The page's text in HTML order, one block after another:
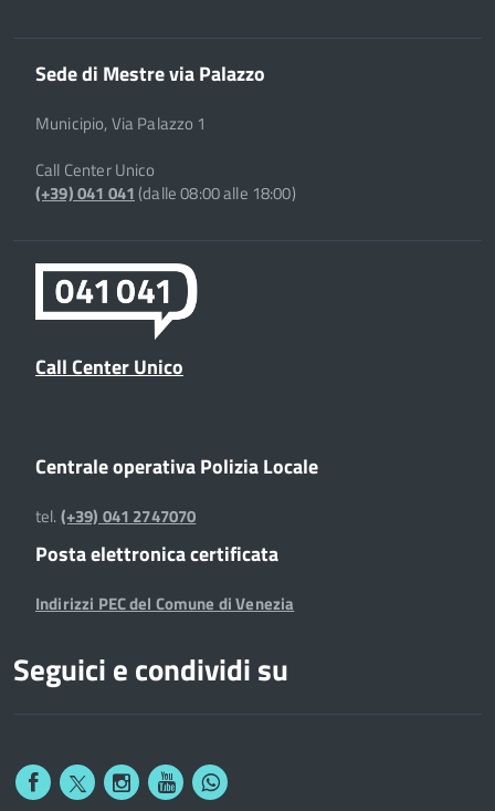
Sede di Mestre via Palazzo
Municipio, Via Palazzo 1
Call Center Unico
(+39) 041 041(dalle 08:00 alle 18:00)
Call Center Unico
Centrale operativa Polizia Locale
tel.(+39) 041 2747070
Posta elettronica certificata
Indirizzi PEC del Comune di Venezia
Seguici e condividi su